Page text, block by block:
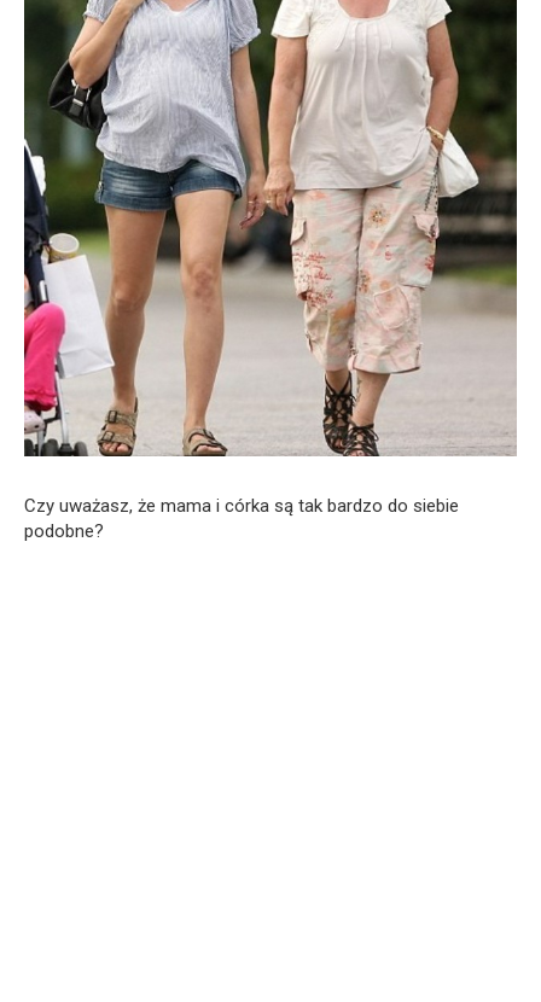
Czy uważasz, że mama i córka są tak bardzo do siebie
podobne?